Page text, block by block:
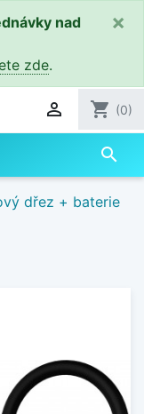
nad
zde.
×
 shopping_cart (0)
search
dřez + baterie